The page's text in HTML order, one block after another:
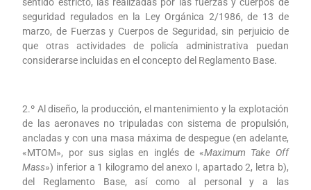
seguridad regulados en la Ley Orgánica 2/1986, de 13 de
marzo, de Fuerzas y Cuerpos de Seguridad, sin perjuicio de
que otras actividades de policía administrativa puedan
considerarse incluidas en el concepto del Reglamento Base.
2.º Al diseño, la producción, el mantenimiento y la explotación
de las aeronaves no tripuladas con sistema de propulsión,
ancladas y con una masa máxima de despegue (en adelante,
«MTOM», por sus siglas en inglés de «Maximum Take Off
Mass») inferior a 1 kilogramo del anexo I, apartado 2, letra b),
del Reglamento Base, así como al personal y a las